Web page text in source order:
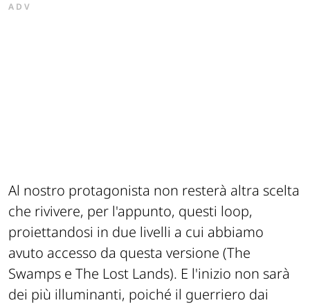
ADV
Al nostro protagonista non resterà altra scelta
che rivivere, per l'appunto, questi loop,
proiettandosi in due livelli a cui abbiamo
avuto accesso da questa versione (The
Swamps e The Lost Lands). E l'inizio non sarà
dei più illuminanti, poiché il guerriero dai